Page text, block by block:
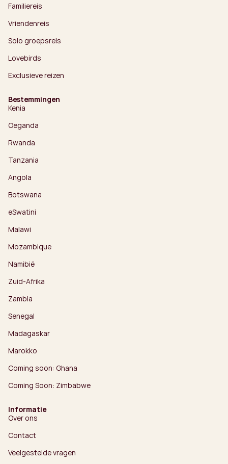
Familiereis
Vriendenreis
Solo groepsreis
Lovebirds
Exclusieve reizen
Bestemmingen
Kenia
Oeganda
Rwanda
Tanzania
Angola
Botswana
eSwatini
Malawi
Mozambique
Namibië
Zuid-Afrika
Zambia
Senegal
Madagaskar
Marokko
Coming soon: Ghana
Coming Soon: Zimbabwe
Informatie
Over ons
Contact
Veelgestelde vragen